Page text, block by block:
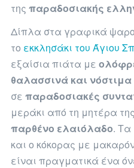
της παραδοσιακής
Δίπλα στα γραφικά
το εκκλησάκι του Άγιου
εξαίσια πιάτα με
θαλασσινά και νόστιμα
σε παραδοσιακές
μεράκι από τη μητέρα
παρθένο ελαιόλαδο. Τα
και ο κόκορας με
είναι πραγματικά ένα